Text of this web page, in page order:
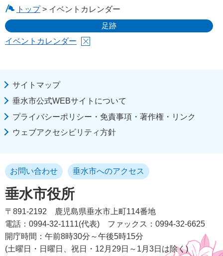
トップ> イベントカレンダー
足跡
イベントカレンダー
サイトマップ
垂水市公式WEBサイトについて
プライバシーポリシー・免責事項・著作権・リンク
ウェブアクセシビリティ方針
垂水市役所
お問い合わせ 垂水市へのアクセス
〒891-2192
鹿児島県垂水市上町114番地
電話：0994-32-1111(代表)
ファックス：0994-32-6625
開庁時間：午前8時30分～午後5時15分
(土曜日・日曜日、祝日・12月29日～1月3日は除く)